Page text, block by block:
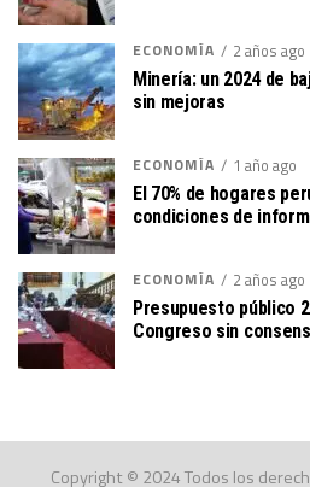
ECONOMÍA 2 años ago
Minería: un 2024 de
sin mejoras
ECONOMÍA 1 año ago
El 70% de hogares
condiciones de
ECONOMÍA 2 años ago
Presupuesto público
Congreso sin
Copyright © 2024 Todos los